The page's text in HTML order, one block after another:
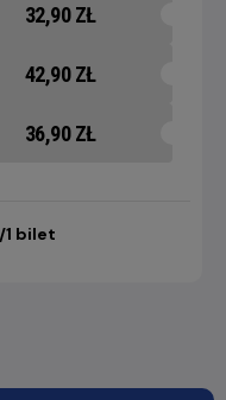
32,90 ZŁ
42,90 ZŁ
36,90 ZŁ
1 bilet